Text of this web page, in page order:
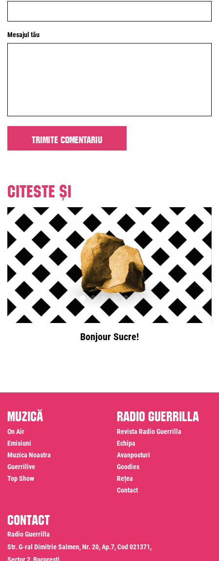
Mesajul tău
Citeste și
Bonjour Sucre!
Muzică
On Air
Emisiuni
Muzica Noastra
Guerrilive
Top Show
Radio Guerrilla
Revista Radio Guerrilla
Echipa
Avanposturi
Goodies
Rețea
Contact
Contact
Radio Guerrilla
Str. G-ral Dimitrie Salmen, Nr. 20, Ap.7, Cod 021371,